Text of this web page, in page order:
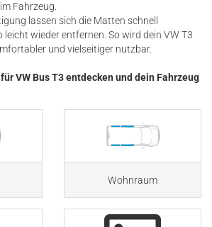
Fahrzeug.
lassen sich die Matten schnell
wieder entfernen. So wird dein VW T3
und vielseitiger nutzbar.
VW Bus T3 entdecken und dein Fahrzeug
Wohnraum